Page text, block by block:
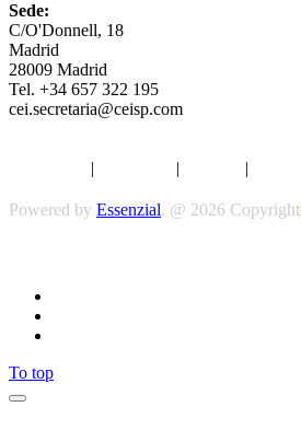
Sede:
C/O'Donnell, 18
Madrid
28009 Madrid
Tel. +34 657 322 195
cei.secretaria@ceisp.com
| | |
Powered by Essenzial. @ 2026 Copyright
To top